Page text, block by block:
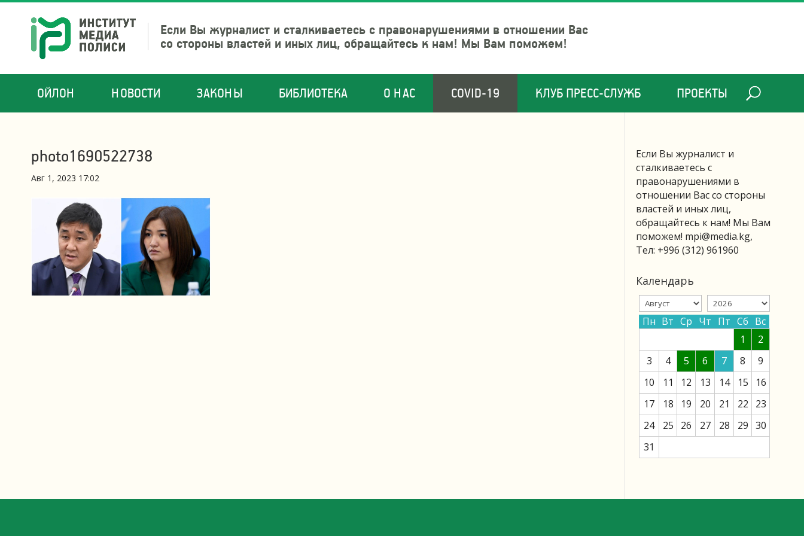
Если Вы журналист и сталкиваетесь с правонарушениями в отношении Вас
со стороны властей и иных лиц, обращайтесь к нам! Мы Вам поможем!
ОЙЛОН НОВОСТИ ЗАКОНЫ БИБЛИОТЕКА О НАС COVID-19 КЛУБ ПРЕСС-СЛУЖБ ПРОЕКТЫ
photo1690522738
Авг 1, 2023 17:02
Если Вы журналист и
сталкиваетесь с
правонарушениями в
отношении Вас со стороны
властей и иных лиц,
обращайтесь к нам! Мы Вам
поможем! mpi@media.kg,
Тел: +996 (312) 961960
Календарь
Пн Вт Ср Чт Пт Сб Вс
1
2
3
4 5 6 7 8
9
10
11 12 13 14 15
16
17
18 19 20 21 22
23
24
25 26 27 28 29 30
31